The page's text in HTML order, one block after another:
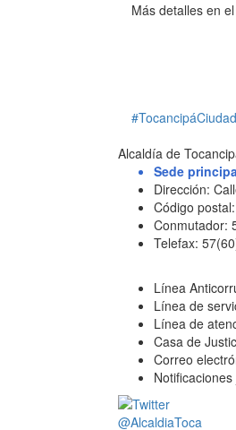
Más detalles en
Alcaldía de
Sede
Dirección:
Código
Conmutador:
Telefax:
Línea
Línea de
Línea de
Casa de
Correo
@AlcaldiaToca